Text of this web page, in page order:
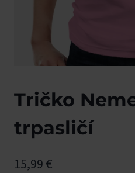
Tričko
trpasličí
15,99 €